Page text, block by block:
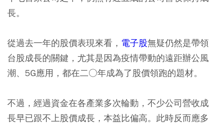
長。
從過去一年的股價表現來看， 電子股無疑仍然是帶領
台股成長的關鍵，尤其是因為疫情帶動的遠距辦公風
潮、5G應用，都在二○年成為了股價領跑的題材。
不過，經過資金在各產業多次輪動，不少公司營收成
長早已跟不上股價成長，本益比偏高。此時反而應多